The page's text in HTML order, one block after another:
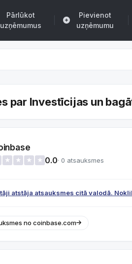
Pārlūkot
uzņēmumus
Pievienot
uzņēmumu
par Investīcijas un
★ ★ ★ ★ 0.0· 0 atsauksmes
atstāja atsauksmes citā valodā.
no coinbase.com